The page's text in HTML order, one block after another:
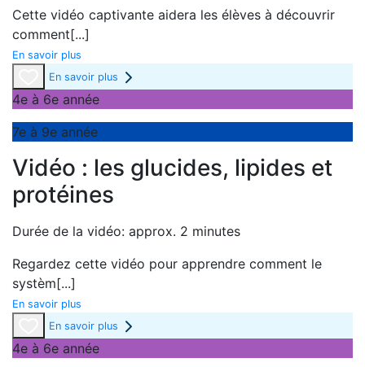
Cette vidéo captivante aidera les élèves à découvrir
comment[...]
En savoir plus
En savoir plus
4e à 6e année
7e à 9e année
Vidéo : les glucides, lipides et
protéines
Durée de la vidéo: approx. 2 minutes
Regardez cette vidéo pour apprendre comment le
systèm[...]
En savoir plus
En savoir plus
4e à 6e année